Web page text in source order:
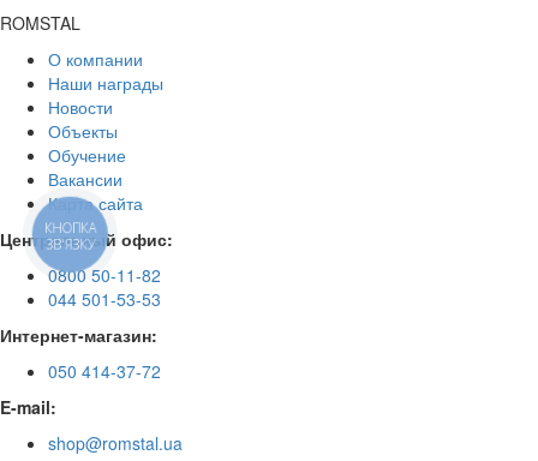
ROMSTAL
О компании
Наши награды
Новости
Объекты
Обучение
Вакансии
Карта сайта
Центральный офис:
0800 50-11-82
044 501-53-53
Интернет-магазин:
050 414-37-72
E-mail:
shop@romstal.ua
КНОПКА
ЗВ'ЯЗКУ